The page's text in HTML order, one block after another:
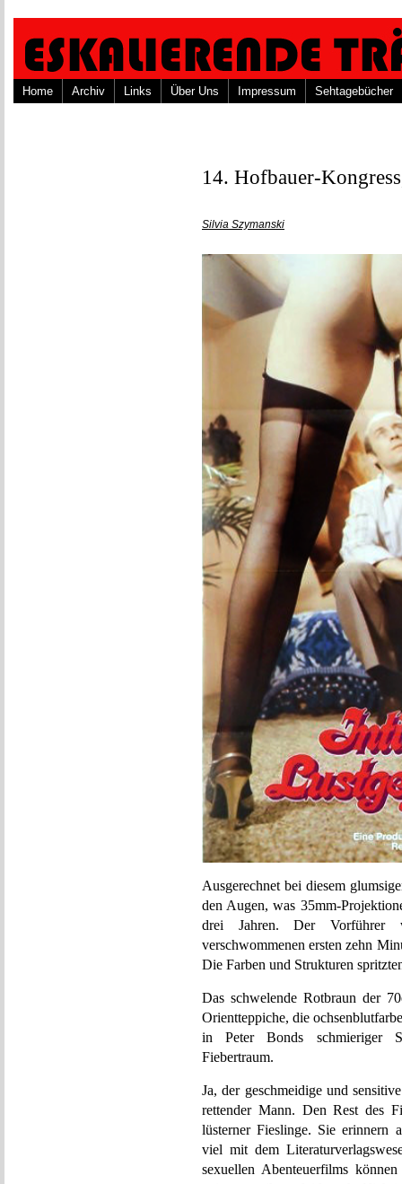
Home Archiv Links Über Uns Impressum Sehtagebücher
14. Hofbauer-
Silvia Szymanski
Ausgerechnet bei diesem
den Augen, was 35mm-
drei Jahren. Der Vorführer
verschwommenen ersten zehn
Die Farben und Strukturen
Das schwelende Rotbraun der
Orientteppiche, die
in Peter Bonds schmieriger
Fiebertraum.
Ja, der geschmeidige und
rettender Mann. Den Rest des
lüsterner Fieslinge. Sie erinnern
viel mit dem
sexuellen Abenteuerfilms